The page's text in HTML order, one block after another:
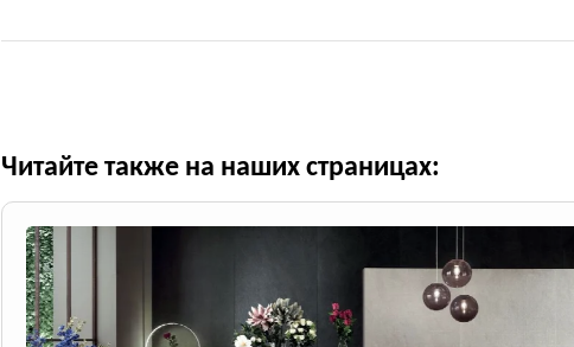
Читайте также на наших страницах: